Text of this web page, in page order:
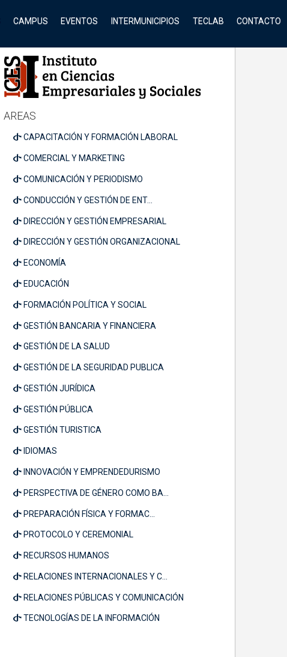
CAMPUS EVENTOS INTERMUNICIPIOS TECLAB CONTACTO
AREAS
CAPACITACIÓN Y FORMACIÓN LABORAL
COMERCIAL Y MARKETING
COMUNICACIÓN Y PERIODISMO
CONDUCCIÓN Y GESTIÓN DE ENT...
DIRECCIÓN Y GESTIÓN EMPRESARIAL
DIRECCIÓN Y GESTIÓN ORGANIZACIONAL
ECONOMÍA
EDUCACIÓN
FORMACIÓN POLÍTICA Y SOCIAL
GESTIÓN BANCARIA Y FINANCIERA
GESTIÓN DE LA SALUD
GESTIÓN DE LA SEGURIDAD PUBLICA
GESTIÓN JURÍDICA
GESTIÓN PÚBLICA
GESTIÓN TURISTICA
IDIOMAS
INNOVACIÓN Y EMPRENDEDURISMO
PERSPECTIVA DE GÉNERO COMO BA...
PREPARACIÓN FÍSICA Y FORMAC...
PROTOCOLO Y CEREMONIAL
RECURSOS HUMANOS
RELACIONES INTERNACIONALES Y C...
RELACIONES PÚBLICAS Y COMUNICACIÓN
TECNOLOGÍAS DE LA INFORMACIÓN